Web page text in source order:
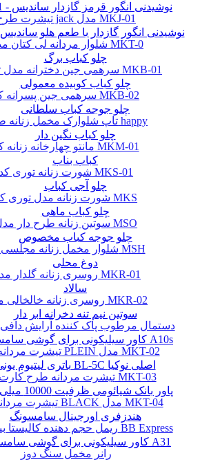
تیشرت طرح jack مدل MKJ-01
شلوار مردانه لی کتان مدل MKT-0
سرهمی جین دخترانه مدل تدی کد MKB-01
سرهمی جین پسرانه کد MKB-02
تاپ شلوارک مخمل زنانه طرح happy
مانتو چهارخانه زنانه کد MKM-01
شورت زنانه توری کد MKS-01
شورت زنانه مدل توری کد MKS
سوتین زنانه طرح دار مدل MSO
شلوار مخمل زنانه مجلسی کد MSH
روسری زنانه گلدار مدل MKR-01
روسری زنانه خالخالی مدل MKR-02
دستمال مرطوب پاک کننده آرایش دافی 20
تیشرت مردانه طرح PLEIN مدل MKT-02
تیشرت مردانه طرح کارت مدل MKT-03
تیشرت مردانه طرح BLACK مدل MKT-04
ریمل حجم دهنده کالیستا بیوتی مدل BB Express
رانر مخمل سنگ دوز
نوشیدنی انگور قرمز گازدار ساندیس - 1 لیتر
نوشیدنی انگور گازدار با طعم هلو ساندیس - 1
چلو کباب برگ
چلو کباب کوبیده معمولی
چلو جوجه کباب سلطانی
چلو کباب نگین دار
کباب بناب
چلو آجی کباب
چلو کباب ماهی
چلو جوجه کباب مخصوص
دوغ محلی
سالاد
سوتین نیم تنه دخرانه ابر دار
کاور سیلیکونی برای گوشی سامسونگ A10s
باتری لیتیوم یونی BL-5C اصلی نوکیا
پاور بانک شیائومی ظرفیت 10000 میلی آمپر
هندزفری اورجینال سامسونگ
کاور سیلیکونی برای گوشی سامسونگ A31